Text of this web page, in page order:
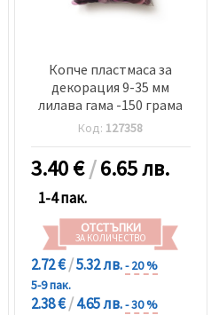
Копче пластмаса за
декорация 9-35 мм
лилава гама -150 грама
Код: 127358
3.40€/6.65 лв.
1-4 пак.
ОТСТЪПКИ
ЗА КОЛИЧЕСТВО
2.72 €/5.32 лв.- 20 %
5-9 пак.
2.38 €/4.65 лв.- 30 %